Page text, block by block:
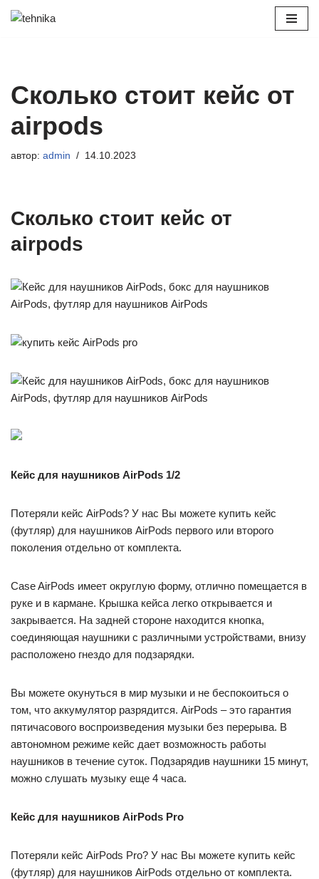
Сколько стоит кейс от
airpods
автор: admin 14.10.2023
Сколько стоит кейс от
airpods
Кейс для наушников AirPods 1/2
Потеряли кейс AirPods? У нас Вы можете купить кейс
(футляр) для наушников AirPods первого или второго
поколения отдельно от комплекта.
Case AirPods имеет округлую форму, отлично помещается в
руке и в кармане. Крышка кейса легко открывается и
закрывается. На задней стороне находится кнопка,
соединяющая наушники с различными устройствами, внизу
расположено гнездо для подзарядки.
Вы можете окунуться в мир музыки и не беспокоиться о
том, что аккумулятор разрядится. AirPods – это гарантия
пятичасового воспроизведения музыки без перерыва. В
автономном режиме кейс дает возможность работы
наушников в течение суток. Подзарядив наушники 15 минут,
можно слушать музыку еще 4 часа.
Кейс для наушников AirPods Pro
Потеряли кейс AirPods Pro? У нас Вы можете купить кейс
(футляр) для наушников AirPods отдельно от комплекта.